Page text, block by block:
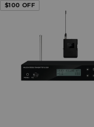
$100 OFF